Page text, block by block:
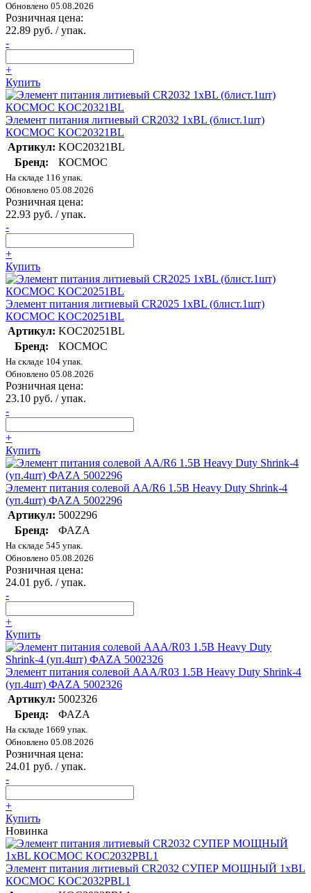
Обновлено 05.08.2026
Розничная цена:
22.89 руб. / упак.
-
+
Купить
Элемент питания литиевый CR2032 1хBL (блист.1шт)
КОСМОС KOC20321BL
Артикул: KOC20321BL
Бренд:
КОСМОС
На складе 116 упак.
Обновлено 05.08.2026
Розничная цена:
22.93 руб. / упак.
-
+
Купить
Элемент питания литиевый CR2025 1хBL (блист.1шт)
КОСМОС KOC20251BL
Артикул: KOC20251BL
Бренд:
КОСМОС
На складе 104 упак.
Обновлено 05.08.2026
Розничная цена:
23.10 руб. / упак.
-
+
Купить
Элемент питания солевой AA/R6 1.5В Heavy Duty Shrink-4
(уп.4шт) ФАZА 5002296
Артикул: 5002296
Бренд:
ФАZА
На складе 545 упак.
Обновлено 05.08.2026
Розничная цена:
24.01 руб. / упак.
-
+
Купить
Элемент питания солевой AAA/R03 1.5В Heavy Duty Shrink-4
(уп.4шт) ФАZА 5002326
Артикул: 5002326
Бренд:
ФАZА
На складе 1669 упак.
Обновлено 05.08.2026
Розничная цена:
24.01 руб. / упак.
-
+
Купить
Новинка
Элемент питания литиевый CR2032 СУПЕР МОЩНЫЙ 1хBL
КОСМОС KOC2032PBL1